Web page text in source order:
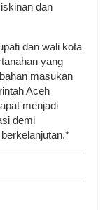
dan
dan wali kota
yang
masukan
Aceh
menjadi
demi